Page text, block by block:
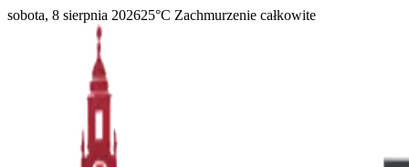
sobota, 8 sierpnia 202625°C Zachmurzenie całkowite